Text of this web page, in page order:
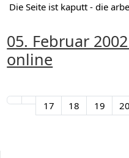
Die Seite ist kaputt - die
05. Februar
online
17 18 19 20